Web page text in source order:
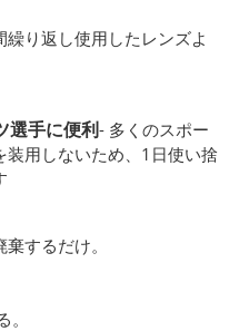
り返し使用したレンズよ
選手に便利- 多くのスポー
装用しないため、1日使い捨
するだけ。